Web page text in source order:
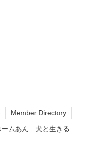
Member Directory
ームあん 犬と生きる.